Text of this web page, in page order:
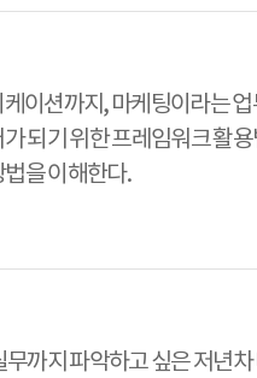
이션까지, 마케팅이라는
되기 위한 프레임워크 활
을 이해한다.
까지 파악하고 싶은 저년차